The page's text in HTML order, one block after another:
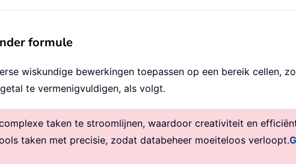
formule
wiskundige bewerkingen toepassen op een bereik cellen,
te vermenigvuldigen, als volgt.
taken te stroomlijnen, waardoor creativiteit en
taken met precisie, zodat databeheer moeiteloos verloopt.